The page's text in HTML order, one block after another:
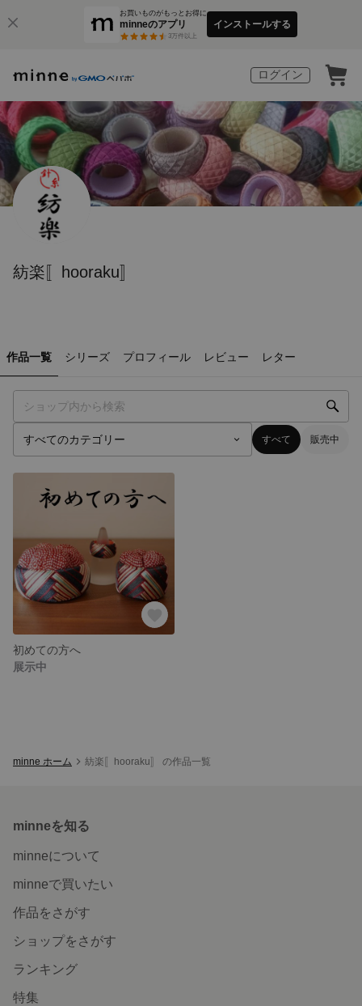
お買いものがもっとお得に
minneのアプリ
3万件以上
インストールする
ログイン
紡楽〚hooraku〛
作品一覧 シリーズ プロフィール レビュー レター
すべて 販売中
初めての方へ
展示中
minne ホーム 紡楽〚hooraku〛 の作品一覧
minneを知る
minneについて
minneで買いたい
作品をさがす
ショップをさがす
ランキング
特集